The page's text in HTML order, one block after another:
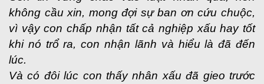
không cầu xin, mong đợi sự ban ơn cứu chuộc,
vì vậy con chấp nhận tất cả nghiệp xấu hay tốt
khi nó trổ ra, con nhận lãnh và hiểu là đã đến
lúc.
Và có đôi lúc con thấy nhân xấu đã gieo trước